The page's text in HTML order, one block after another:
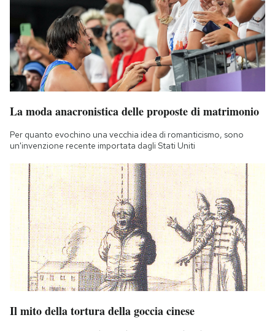
La moda anacronistica delle proposte di matrimonio
Per quanto evochino una vecchia idea di romanticismo, sono
un'invenzione recente importata dagli Stati Uniti
Il mito della tortura della goccia cinese